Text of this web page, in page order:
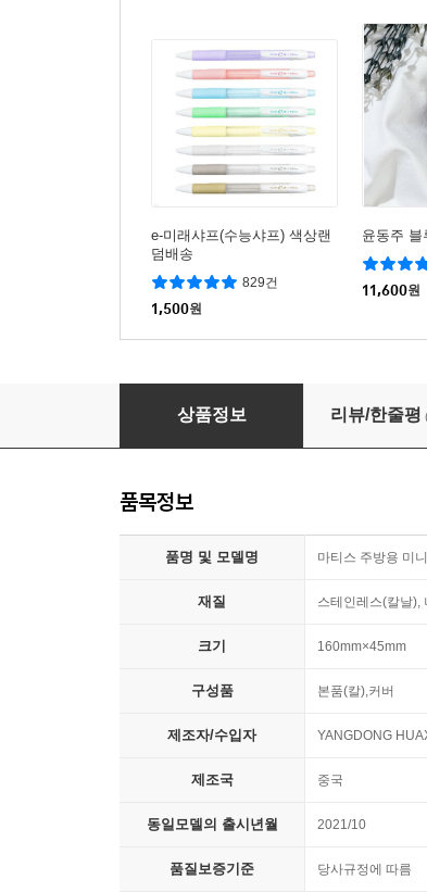
e-미래샤프(수능샤프) 색상랜
덤배송
829건
1,500원
윤동주 블
11,600원
[예스굿즈] 캠핑용 미니 중식도
상품정보 리뷰/한줄평
품목정보
품명 및 모델명 마티스 주방용 미
재질 스테인레스(칼날),
크기 160mm×45mm
구성품 본품(칼),커버
제조자/수입자 YANGDONG
제조국 중국
동일모델의 출시년월 2021/10
품질보증기준 당사규정에 따름